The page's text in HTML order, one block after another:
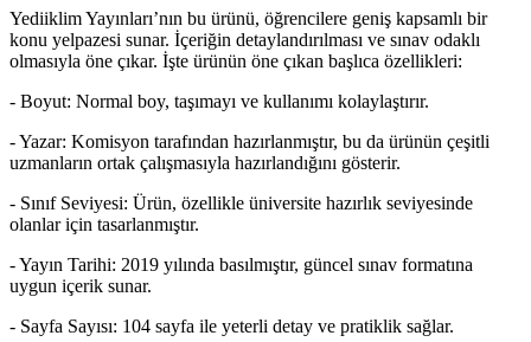
Yediiklim Yayınları’nın bu ürünü, öğrencilere geniş kapsamlı bir
konu yelpazesi sunar. İçeriğin detaylandırılması ve sınav odaklı
olmasıyla öne çıkar. İşte ürünün öne çıkan başlıca özellikleri:
- Boyut: Normal boy, taşımayı ve kullanımı kolaylaştırır.
- Yazar: Komisyon tarafından hazırlanmıştır, bu da ürünün çeşitli
uzmanların ortak çalışmasıyla hazırlandığını gösterir.
- Sınıf Seviyesi: Ürün, özellikle üniversite hazırlık seviyesinde
olanlar için tasarlanmıştır.
- Yayın Tarihi: 2019 yılında basılmıştır, güncel sınav formatına
uygun içerik sunar.
- Sayfa Sayısı: 104 sayfa ile yeterli detay ve pratiklik sağlar.